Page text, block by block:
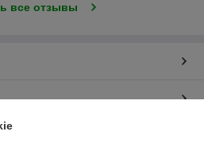
все отзывы